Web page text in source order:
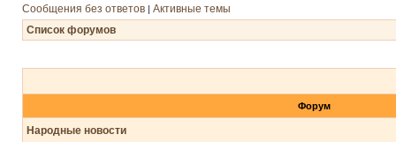
Сообщения без ответов | Активные темы
Список форумов
Форум
Народные новости